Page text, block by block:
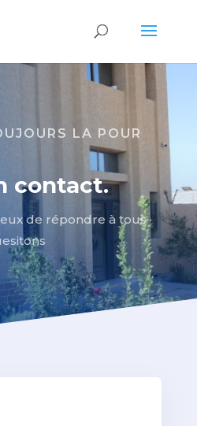
LA POUR
contact.
de répondre à tous